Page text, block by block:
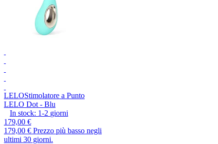
LELOStimolatore a Punto
LELO Dot - Blu
In stock: 1-2 giorni
179,00 €
179,00 € Prezzo più basso negli
ultimi 30 giorni.